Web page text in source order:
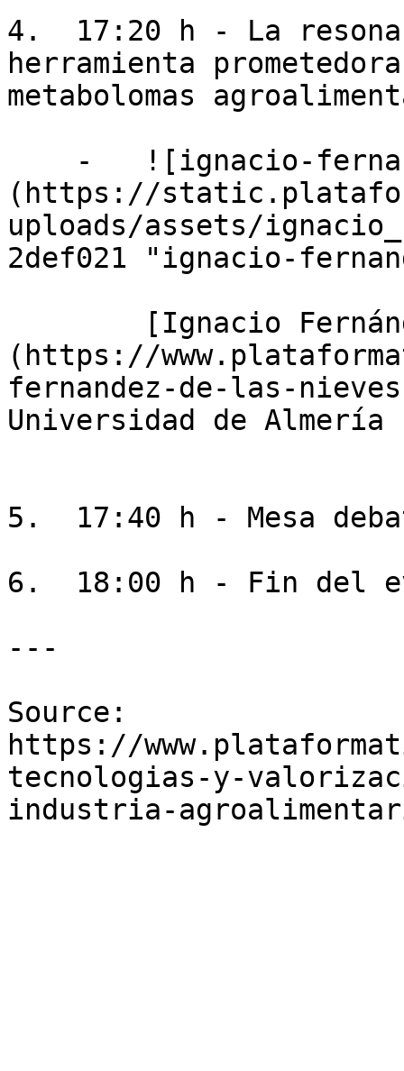
4.  17:20 h - La
herramienta
metabolomas
(https://
uploads/assets/
2def021 "ignacio-
(https://
fernandez-de-las-
Universidad de Almería
5.  17:40 h - Mesa
6.  18:00 h - Fin del
---
Source:
https://
tecnologias-y-